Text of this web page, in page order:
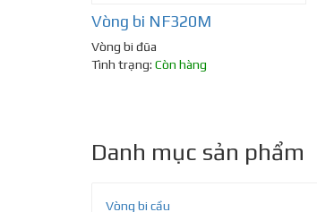
Vòng bi NF320M
Vòng bi đũa
Tình trạng: Còn hàng
Danh mục sản phẩm
Vòng bi cầu